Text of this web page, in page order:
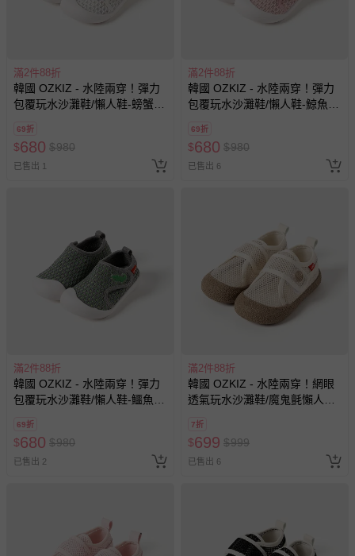
新費用）。
非以有形媒介提供之數位內容或一經提供即為完成之線
上服務，經消費者事先同意始提供（例如線上課程、遊
戲或活動點數等）。
-個人衛生用品（例如尿布、貼身衣物、泳裝、襪子、地
帶束縛衣、餐搖椅等）。
-其他原廠盒裝商品封口處已貼上「不可拆封」，或具警
示字句等說明貼紙、封條者。
國際航空、客運、訂房等服務。
其他常見問題：
運送服務：目前提供的運送僅限台灣本島。如您位於離島地
區，可能會無法配送，或須依據商品需加收離島運費。廠商
亦保留出貨與否的權利。離島、偏遠地區、樓層親送等加價
費用，可能會另需加收。
如您收到商品，請依正常流程檢查是否完好，若商品遇瑕疵
情形，您可申請更換新品或退貨，請見：退貨的辦理流程
滿2件88折
韓國 OZKIZ - 水陸兩穿！彈力
包覆玩水沙灘鞋/懶人鞋-螃蟹-
69折
$680 $980
已售出 1
滿2件88折
韓國 OZKIZ - 水陸兩穿！彈力
包覆玩水沙灘鞋/懶人鞋-鯨魚-
69折
$680 $980
已售出 6
滿2件88折
韓國 OZKIZ - 水陸兩穿！彈力
包覆玩水沙灘鞋/懶人鞋-鱷魚-
69折
$680 $980
已售出 2
滿2件88折
韓國 OZKIZ - 水陸兩穿！網眼
透氣玩水沙灘鞋/魔鬼氈懶人鞋-
7折
$699 $999
已售出 6